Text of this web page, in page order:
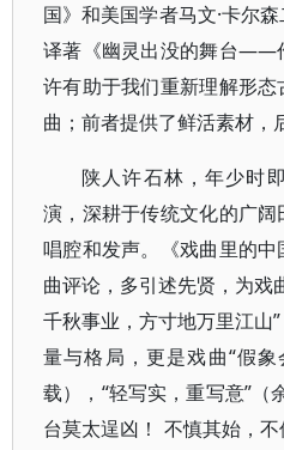
国》和美国学者马文·卡尔
译著《幽灵出没的舞台——
许有助于我们重新理解形
曲；前者提供了鲜活素材，
陕人许石林，年少时
演，深耕于传统文化的广
唱腔和发声。《戏曲里的
曲评论，多引述先贤，为戏
千秋事业，方寸地万里江山
量与格局，更是戏曲“假
载），“轻写实，重写意”（
台莫太逞凶！ 不慎其始，